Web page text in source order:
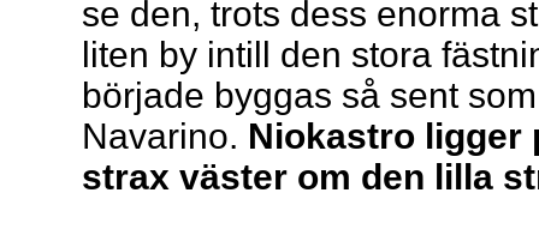
se den, trots dess enorma
liten by intill den stora
började byggas så sent
Navarino. Niokastro ligger
strax väster om den lilla